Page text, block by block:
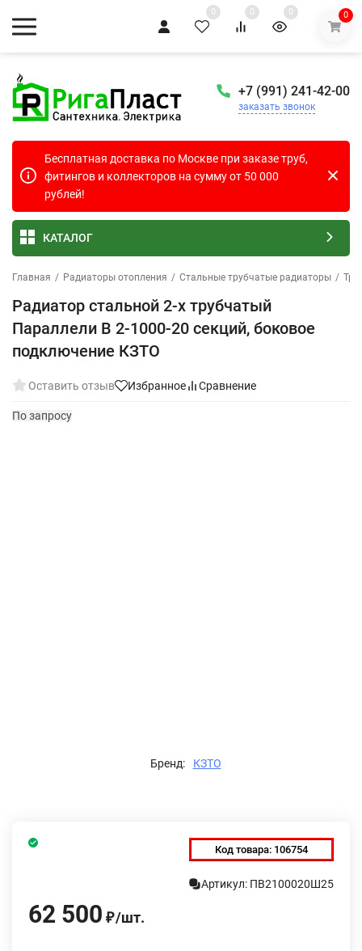
0 0 0 0
+7 (991) 241-42-00
заказать звонок
Бесплатная доставка по Москве при заказе труб,
фитингов и коллекторов на сумму от 50 000
рублей!
КАТАЛОГ
Главная / Радиаторы отопления / Стальные трубчатые радиаторы /
Радиатор стальной 2-х трубчатый
Параллели В 2-1000-20 секций, боковое
подключение КЗТО
Оставить отзыв Избранное Сравнение
По запросу
Бренд: КЗТО
Код товара: 106754
Артикул: ПВ2100020Ш25
62 500 ₽/шт.